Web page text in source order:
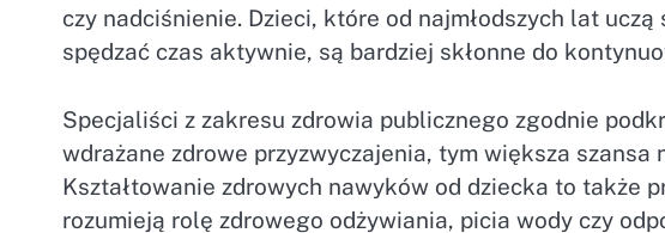
czy nadciśnienie. Dzieci, które od najmłodszych lat
spędzać czas aktywnie, są bardziej skłonne do
Specjaliści z zakresu zdrowia publicznego zgodnie
wdrażane zdrowe przyzwyczajenia, tym większa szansa
Kształtowanie zdrowych nawyków od dziecka to także
rozumieją rolę zdrowego odżywiania, picia wody czy